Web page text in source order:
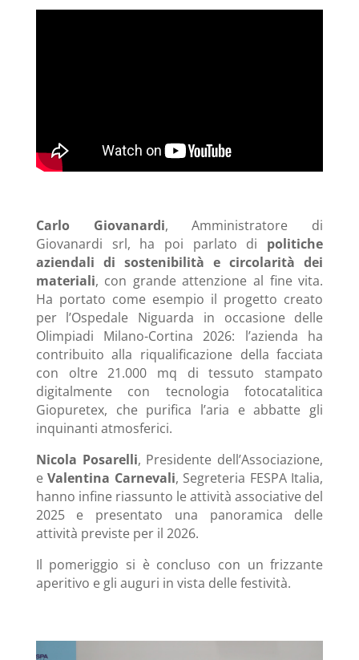
Carlo Giovanardi, Amministratore di
Giovanardi srl, ha poi parlato di politiche
aziendali di sostenibilità e circolarità dei
materiali, con grande attenzione al fine vita.
Ha portato come esempio il progetto creato
per l’Ospedale Niguarda in occasione delle
Olimpiadi Milano-Cortina 2026: l’azienda ha
contribuito alla riqualificazione della facciata
con oltre 21.000 mq di tessuto stampato
digitalmente con tecnologia fotocatalitica
Giopuretex, che purifica l’aria e abbatte gli
inquinanti atmosferici.
Nicola Posarelli, Presidente dell’Associazione,
eValentina Carnevali, Segreteria FESPA Italia,
hanno infine riassunto le attività associative del
2025 e presentato una panoramica delle
attività previste per il 2026.
Il pomeriggio si è concluso con un frizzante
aperitivo e gli auguri in vista delle festività.